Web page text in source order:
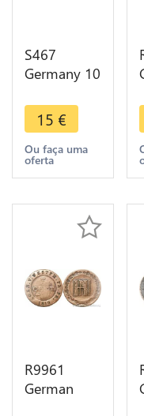
S467
Germany 10
Olympiades
Munich
1972 D
Silver UNC -
offer
15 €
Ou faça uma
oferta
R9961
German